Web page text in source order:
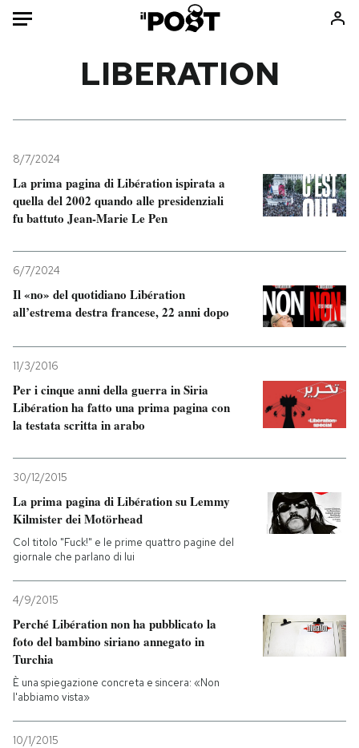
Mondo
Politica
Tecnologia
Internet
Scienza
Cultura
Economia
Sport
Consumismi
Storie/Idee
Media
Mondiali calcio 2026
PODCAST
I MIEI PREFERITI
SHOP
CALENDARIO
AREA PERSONALE
Entra
LIBERATION
8/7/2024
La prima pagina di Libération ispirata a
quella del 2002 quando alle presidenziali
fu battuto Jean-Marie Le Pen
6/7/2024
Il «no» del quotidiano Libération
all’estrema destra francese, 22 anni dopo
11/3/2016
Per i cinque anni della guerra in Siria
Libération ha fatto una prima pagina con
la testata scritta in arabo
30/12/2015
La prima pagina di Libération su Lemmy
Kilmister dei Motörhead
Col titolo "Fuck!" e le prime quattro pagine del
giornale che parlano di lui
4/9/2015
Perché Libération non ha pubblicato la
foto del bambino siriano annegato in
Turchia
È una spiegazione concreta e sincera: «Non
l'abbiamo vista»
10/1/2015